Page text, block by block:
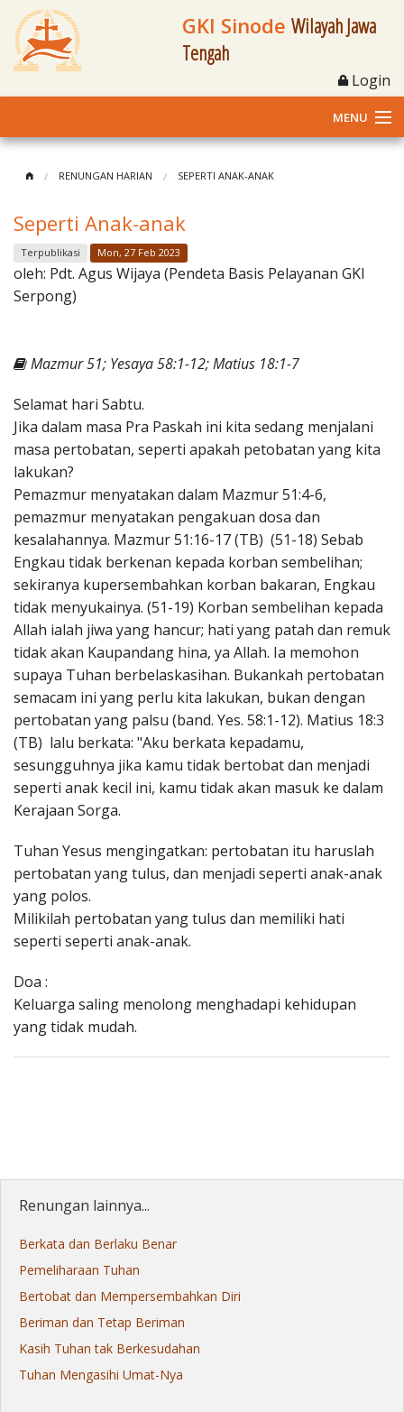
GKI Sinode Wilayah Jawa
Tengah
Login
MENU
Klasis dan Jemaat
Berita Kegiatan
Materi
Penerbitan
RENUNGAN HARIAN SEPERTI ANAK-ANAK
Seperti Anak-anak
Terpublikasi Mon, 27 Feb 2023
oleh: Pdt. Agus Wijaya (Pendeta Basis Pelayanan GKI
Serpong)
Mazmur 51; Yesaya 58:1-12; Matius 18:1-7
Selamat hari Sabtu.
Jika dalam masa Pra Paskah ini kita sedang menjalani
masa pertobatan, seperti apakah petobatan yang kita
lakukan?
Pemazmur menyatakan dalam Mazmur 51:4-6,
pemazmur menyatakan pengakuan dosa dan
kesalahannya. Mazmur 51:16-17 (TB) (51-18) Sebab
Engkau tidak berkenan kepada korban sembelihan;
sekiranya kupersembahkan korban bakaran, Engkau
tidak menyukainya. (51-19) Korban sembelihan kepada
Allah ialah jiwa yang hancur; hati yang patah dan remuk
tidak akan Kaupandang hina, ya Allah. Ia memohon
supaya Tuhan berbelaskasihan. Bukankah pertobatan
semacam ini yang perlu kita lakukan, bukan dengan
pertobatan yang palsu (band. Yes. 58:1-12). Matius 18:3
(TB) lalu berkata: "Aku berkata kepadamu,
sesungguhnya jika kamu tidak bertobat dan menjadi
seperti anak kecil ini, kamu tidak akan masuk ke dalam
Kerajaan Sorga.
Tuhan Yesus mengingatkan: pertobatan itu haruslah
pertobatan yang tulus, dan menjadi seperti anak-anak
yang polos.
Milikilah pertobatan yang tulus dan memiliki hati
seperti seperti anak-anak.
Doa :
Keluarga saling menolong menghadapi kehidupan
yang tidak mudah.
Renungan lainnya...
Berkata dan Berlaku Benar
Pemeliharaan Tuhan
Bertobat dan Mempersembahkan Diri
Beriman dan Tetap Beriman
Kasih Tuhan tak Berkesudahan
Tuhan Mengasihi Umat-Nya